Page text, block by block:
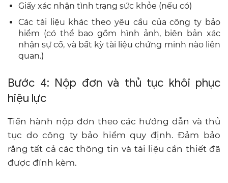
Giấy xác nhận tình trạng sức khỏe (nếu có)
Các tài liệu khác theo yêu cầu của công ty bảo
hiểm (có thể bao gồm hình ảnh, biên bản xác
nhận sự cố, và bất kỳ tài liệu chứng minh nào liên
quan.)
Bước 4: Nộp đơn và thủ tục khôi phục
hiệu lực
Tiến hành nộp đơn theo các hướng dẫn và thủ
tục do công ty bảo hiểm quy định. Đảm bảo
rằng tất cả các thông tin và tài liệu cần thiết đã
được đính kèm.